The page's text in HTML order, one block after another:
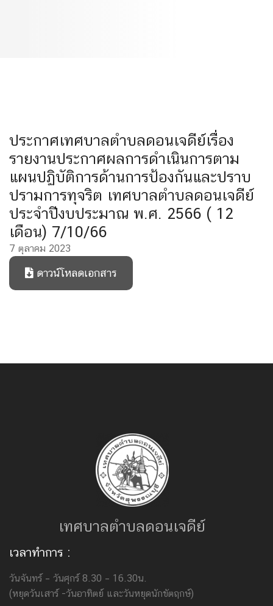
ประกาศเทศบาลตำบลดอนเจดีย์เรื่อง
รายงานประกาศผลการดำเนินการตาม
แผนปฏิบัติการด้านการป้องกันและปราบ
ปรามการทุจริต เทศบาลตำบลดอนเจดีย์
ประจำปีงบประมาณ พ.ศ. 2566 ( 12
เดือน) 7/10/66
7 ตุลาคม 2023
ดาวน์โหลดเอกสาร
เทศบาลตำบลดอนเจดีย์
เวลาทำการ :
วันจันทร์ – วันศุกร์ 8.30 – 16.30น.
(หยุดวันเสาร์ -วันอาทิตย์ และวันหยุดนักขัตฤกษ์)